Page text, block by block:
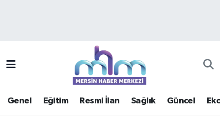
Genel Eğitim Resmi İlan Sağlık Güncel
Mersin Trafik Yoğunluk Haritası
Süper Lig Puan Durumu ve Fikstür